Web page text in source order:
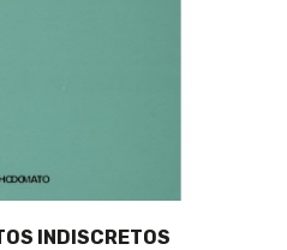
INDISCRETOS